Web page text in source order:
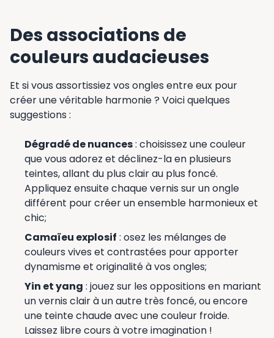
Des associations de
couleurs audacieuses
Et si vous assortissiez vos ongles entre eux pour
créer une véritable harmonie ? Voici quelques
suggestions :
Dégradé de nuances: choisissez une couleur
que vous adorez et déclinez-la en plusieurs
teintes, allant du plus clair au plus foncé.
Appliquez ensuite chaque vernis sur un ongle
différent pour créer un ensemble harmonieux et
chic;
Camaïeu explosif : osez les mélanges de
couleurs vives et contrastées pour apporter
dynamisme et originalité à vos ongles;
Yin et yang : jouez sur les oppositions en mariant
un vernis clair à un autre très foncé, ou encore
une teinte chaude avec une couleur froide.
Laissez libre cours à votre imagination !